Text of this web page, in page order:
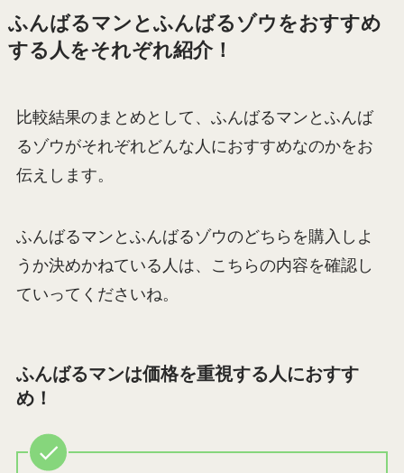
ふんばるマンとふんばるゾウをおすすめ
する人をそれぞれ紹介！
比較結果のまとめとして、ふんばるマンとふんば
るゾウがそれぞれどんな人におすすめなのかをお
伝えします。
ふんばるマンとふんばるゾウのどちらを購入しよ
うか決めかねている人は、こちらの内容を確認し
ていってくださいね。
ふんばるマンは価格を重視する人におすす
め！